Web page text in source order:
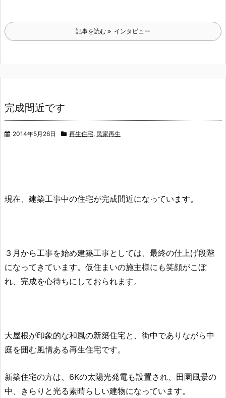
記事を読む インタビュー
完成間近です
2014年5月26日 再生住宅, 民家再生
現在、建築工事中の住宅が完成間近になっています。
３月から工事を始め建築工事としては、最終の仕上げ段階
になってきています。仮住まいの施主様にも笑顔がこぼ
れ、完成を心待ちにしておられます。
大屋根が印象的な和風の新築住宅と、街中でありながら中
庭を囲む風情ある再生住宅です。
新築住宅の方は、6Kの太陽光発電も設置され、田園風景の
中、きらりと光る素晴らしい建物になっています。